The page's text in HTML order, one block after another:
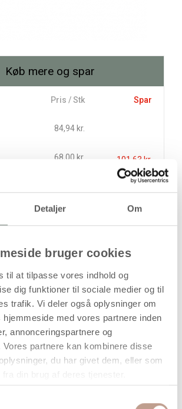
Detaljer Om
bruger cookies
til at tilpasse vores indhold og
dig funktioner til sociale medier og til
trafik. Vi deler også oplysninger om
hjemmeside med vores partnere inden
annonceringspartnere og
Vores partnere kan kombinere disse
du har givet dem, eller som
Køb mere og spar
Pris / Stk Spar
84,94 kr.
68,00 kr. 101,63 kr.
stk
Læg i kurven
Din bestilling er først bindende,
når vi har bekræftet din ordre.